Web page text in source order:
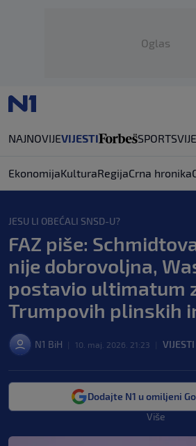
Oglas
NAJNOVIJEVIJESTI SPORT
EkonomijaKulturaRegijaCrna hronika
JESU LI OBEĆALI SNSD-U?
FAZ piše:
nije dobrovoljna,
postavio ultimatum
Trumpovih plinskih
N1 BiH 10. maj. 2026. 21:23 VIJESTI
Dodajte N1 u omiljeni
Više